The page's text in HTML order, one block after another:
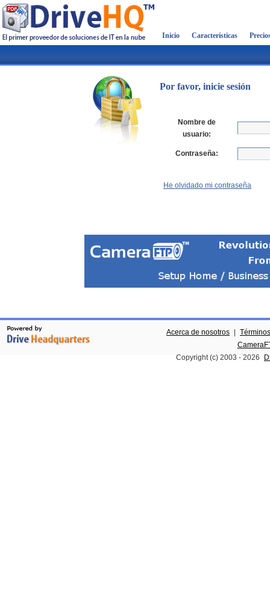
Inicio Características
Por favor, inicie sesión
Nombre de
usuario:
Contraseña:
He olvidado mi contraseña
Acerca de nosotros
Copyright (c) 2003 - 2026